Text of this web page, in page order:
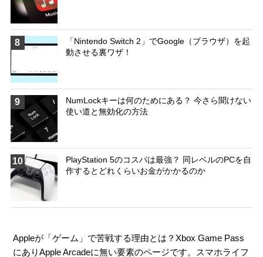
8
「Nintendo Switch 2」でGoogle（ブラウザ）を起
動させる裏ワザ！
9
NumLockキーは何のためにある？ 今さら聞けない
使い道と無効化の方法
10
PlayStation 5のコスパは最強？ 同レベルのPCを自
作するとどれくらいお金がかかるのか
Appleが「ゲーム」で苦戦する理由とは？Xbox Game Pass
にありApple Arcadeに無い要素のページです。スマホライフ